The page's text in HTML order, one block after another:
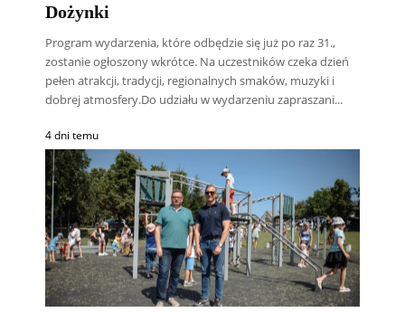
Dożynki
Program wydarzenia, które odbędzie się już po raz 31.,
zostanie ogłoszony wkrótce. Na uczestników czeka dzień
pełen atrakcji, tradycji, regionalnych smaków, muzyki i
dobrej atmosfery.Do udziału w wydarzeniu zapraszani...
4 dni temu